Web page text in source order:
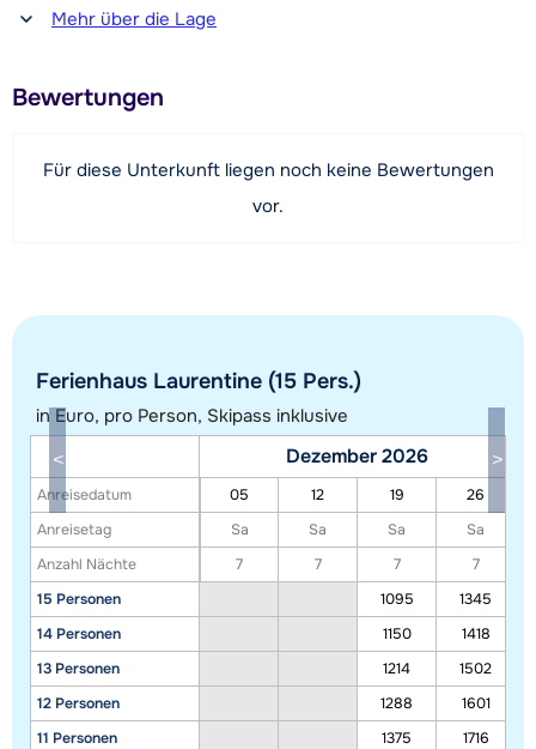
Schlafzimmer hat drei Einzelbetten (von denen zwei zu
Separates Bad mit Badewanne, Haartrockner und Toilette.
Separate Toilette.
Entfernung zum(r) Restaurant oder zur Bar
1000 Meter
Entfernung zur Piste
400 Meter (über Skilift)
400 Meter
Mehr über die Lage
Bewertungen
Für diese Unterkunft liegen noch keine Bewertungen
vor.
Ferienhaus Laurentine (15 Pers.)
in Euro, pro Person, Skipass inklusive
Anreisedatum
Anreisetag
Anzahl Nächte
15 Personen
14 Personen
13 Personen
12 Personen
11 Personen
Dezember 2026
05 12 19
26
Sa
Sa Sa
Sa
7
7 7
7
1095
1345
1150
1418
1214
1502
1288
1601
1375
1716